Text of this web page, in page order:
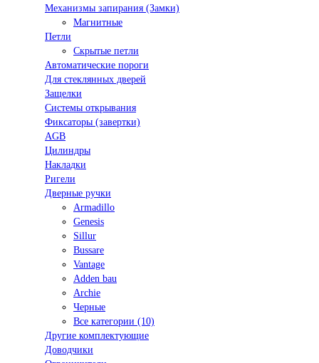
Механизмы запирания (Замки)
Магнитные
Петли
Скрытые петли
Автоматические пороги
Для стеклянных дверей
Защелки
Системы открывания
Фиксаторы (завертки)
AGB
Цилиндры
Накладки
Ригели
Дверные ручки
Armadillo
Genesis
Sillur
Bussare
Vantage
Adden bau
Archie
Черные
Все категории (10)
Другие комплектующие
Доводчики